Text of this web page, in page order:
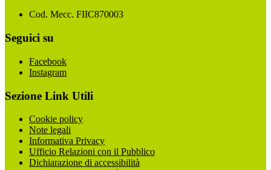
Cod. Mecc. FIIC870003
Seguici su
Facebook
Instagram
Sezione Link Utili
Cookie policy
Note legali
Informativa Privacy
Ufficio Relazioni con il Pubblico
Dichiarazione di accessibilità